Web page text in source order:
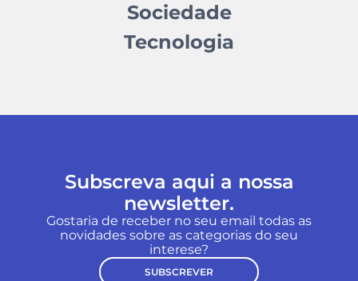
Sociedade
Tecnologia
Subscreva aqui a nossa
newsletter.
Gostaria de receber no seu email todas as
novidades sobre as categorias do seu
interese?
SUBSCREVER